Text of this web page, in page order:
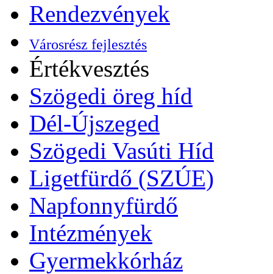
Rendezvények
Városrész fejlesztés
Értékvesztés
Szögedi öreg híd
Dél-Újszeged
Szögedi Vasúti Híd
Ligetfürdő (SZÚE)
Napfonnyfürdő
Intézmények
Gyermekkórház